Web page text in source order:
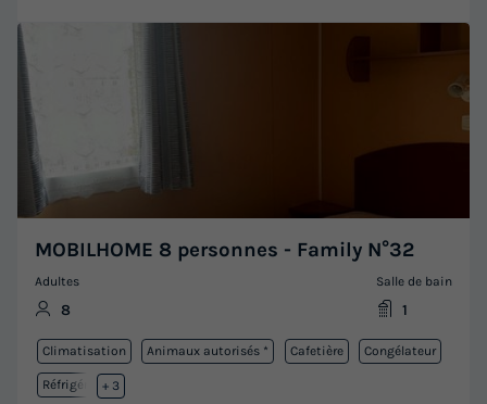
MOBILHOME 8 personnes - Family N°32
Adultes
8
Salle de bain
1
Climatisation Animaux autorisés * Cafetière Congélateur
Réfrigérateur
+ 3